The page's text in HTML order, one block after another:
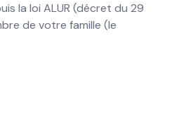
la loi ALUR (décret du 29
de votre famille (le